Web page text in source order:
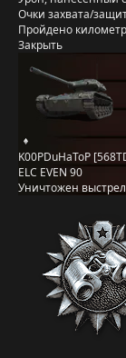
Очки захвата/
Пройдено
Закрыть
K00PDuHaToP
ELC EVEN 90
Уничтожен